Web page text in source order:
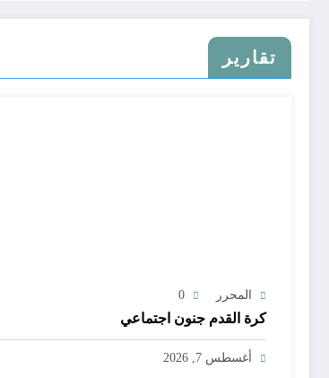
تقارير
المحرر 0
كرة القدم جنون اجتماعي
أغسطس 7, 2026